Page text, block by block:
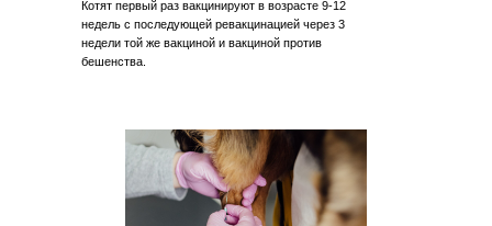
Котят первый раз вакцинируют в возрасте 9-12
недель с последующей ревакцинацией через 3
недели той же вакциной и вакциной против
бешенства.